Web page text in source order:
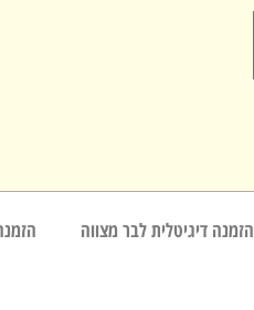
הזמנה דיגיטלית לבר מצווה